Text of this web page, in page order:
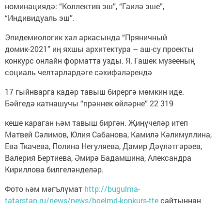
номинациядә: “Коллектив эш”, “Гаилә эше”,
“Индивидуаль эш”.
Эпидемиологик хәл аркасында “Пряничный
домик-2021” иң яхшы архитектура – аш-су проекты
конкурс онлайн форматта узды. Я. Гашек музееның
социаль челтәрләрдәге сәхифәләрендә
17 гыйнварга кадәр тавыш бирергә мөмкин иде.
Бәйгедә катнашучы “прәннек өйләрне” 22 319
кеше караган һәм тавыш биргән. Җиңүчеләр итеп
Матвей Сәлимов, Юлия Сабанова, Камилә Кәлимуллина,
Ева Ткачева, Полина Негуляева, Дамир Дәүләтгәрәев,
Валерия Бертиева, Әмирә Бадамшина, Александра
Кириллова билгеләнделәр.
Фото һәм мәгълүмат http://bugulma-
tatarstan.ru/news/news/bgelmd-konkurs-tteсайтыннан